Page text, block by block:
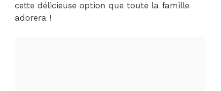
cette délicieuse option que toute la famille
adorera !